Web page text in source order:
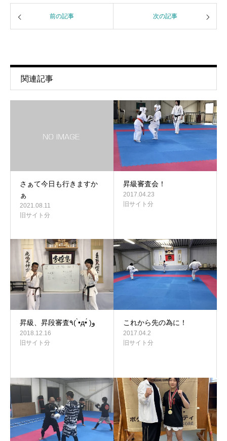
前の記事 次の記事
関連記事
さぁて今日も行きますか
ぁ
2021.08.11
旧サイト分
昇級審査会！
2017.04.23
旧サイト分
昇級、昇段審査٩( •̀д•́ ) و
2018.12.16
旧サイト分
これから先の為に！
2017.04.2
旧サイト分